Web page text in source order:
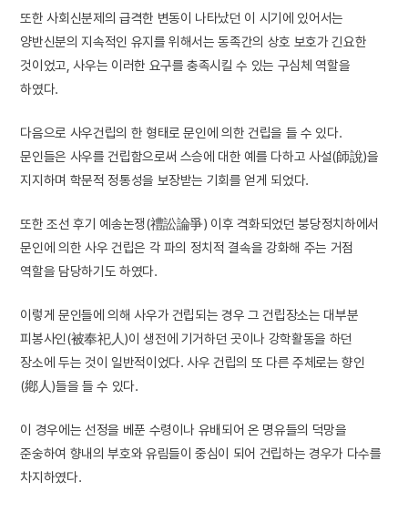
또한 사회신분제의 급격한 변동이 나타났던 이 시기에 있어서는
양반신분의 지속적인 유지를 위해서는 동족간의 상호 보호가 긴요한
것이었고, 사우는 이러한 요구를 충족시킬 수 있는 구심체 역할을
하였다.
다음으로 사우건립의 한 형태로 문인에 의한 건립을 들 수 있다.
문인들은 사우를 건립함으로써 스승에 대한 예를 다하고 사설(師說)을
지지하며 학문적 정통성을 보장받는 기회를 얻게 되었다.
또한 조선 후기 예송논쟁(禮訟論爭) 이후 격화되었던 붕당정치하에서
문인에 의한 사우 건립은 각 파의 정치적 결속을 강화해 주는 거점
역할을 담당하기도 하였다.
이렇게 문인들에 의해 사우가 건립되는 경우 그 건립장소는 대부분
피봉사인(被奉祀人)이 생전에 기거하던 곳이나 강학활동을 하던
장소에 두는 것이 일반적이었다. 사우 건립의 또 다른 주체로는 향인
(鄕人)들을 들 수 있다.
이 경우에는 선정을 베푼 수령이나 유배되어 온 명유들의 덕망을
준숭하여 향내의 부호와 유림들이 중심이 되어 건립하는 경우가 다수를
차지하였다.